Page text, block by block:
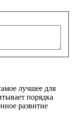
лучшее для
порядка
развитие